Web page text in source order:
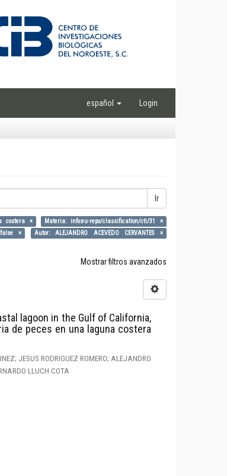
español Login
Ir
costera ×
Materia: info:eu-repo/classification/cti/31 ×
×
Autor: ALEJANDRO ACEVEDO CERVANTES ×
Mostrar filtros avanzados
lagoon in the Gulf of California,
de peces en una laguna costera
JESUS RODRIGUEZ ROMERO; ALEJANDRO
LLUCH COTA